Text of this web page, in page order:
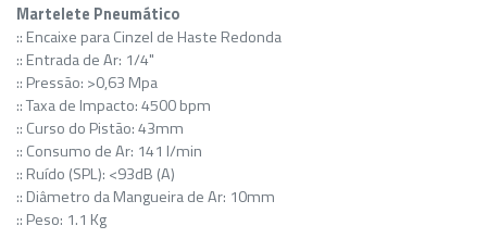
Martelete Pneumático
:: Encaixe para Cinzel de Haste Redonda
:: Entrada de Ar: 1/4"
:: Pressão: >0,63 Mpa
:: Taxa de Impacto: 4500 bpm
:: Curso do Pistão: 43mm
:: Consumo de Ar: 141 l/min
:: Ruído (SPL): <93dB (A)
:: Diâmetro da Mangueira de Ar: 10mm
:: Peso: 1.1 Kg